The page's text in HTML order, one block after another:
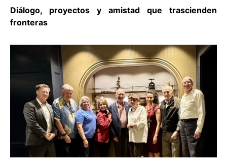
Diálogo, proyectos y amistad que trascienden
fronteras